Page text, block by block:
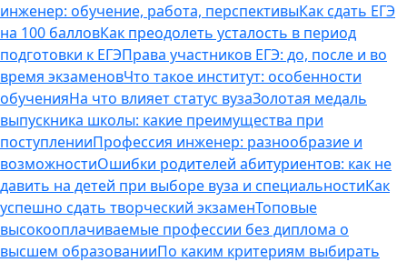
инженер: обучение, работа, перспективыКак сдать ЕГЭ
на 100 балловКак преодолеть усталость в период
подготовки к ЕГЭПрава участников ЕГЭ: до, после и во
время экзаменовЧто такое институт: особенности
обученияНа что влияет статус вузаЗолотая медаль
выпускника школы: какие преимущества при
поступленииПрофессия инженер: разнообразие и
возможностиОшибки родителей абитуриентов: как не
давить на детей при выборе вуза и специальностиКак
успешно сдать творческий экзаменТоповые
высокооплачиваемые профессии без диплома о
высшем образованииПо каким критериям выбирать